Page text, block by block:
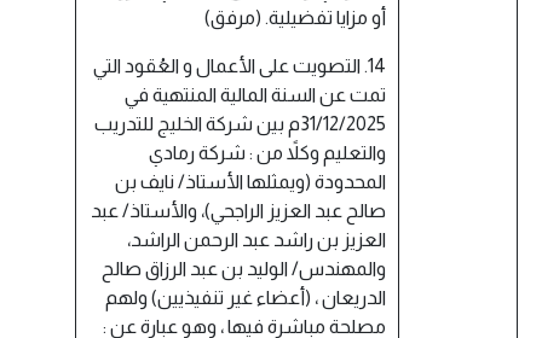
أو مزايا تفضيلية. (مرفق)
14. التصويت على الأعمال و العُقود التي
تمت عن السنة المالية المنتهية في
31/12/2025م بين شركة الخليج للتدريب
والتعليم وكلاً من : شركة رمادي
المحدودة (ويمثلها الأستاذ/ نايف بن
صالح عبد العزيز الراجحي)، والأستاذ/ عبد
العزيز بن راشد عبد الرحمن الراشد،
والمهندس/ الوليد بن عبد الرزاق صالح
الدريعان ، (أعضاء غير تنفيذيين) ولهم
مصلحة مباشرة فيها ، وهو عبارة عن :